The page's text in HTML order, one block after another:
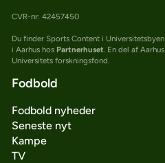
CVR-nr: 42457450
Du finder Sports Content i Universitetsbyen
i Aarhus hos Partnerhuset . En del af Aarhus
Universitets forskningsfond.
Fodbold
Fodbold nyheder
Seneste nyt
Kampe
TV